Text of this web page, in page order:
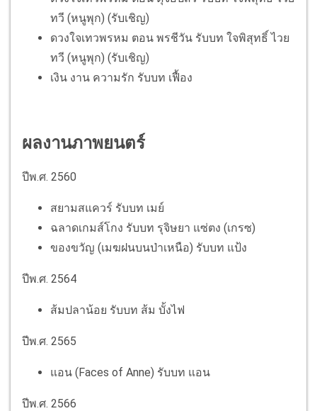
ทวี (หนูพุก) (รับเชิญ)
ดวงใจเทวพรหม ตอน พรชีวัน รับบท ใจพิสุทธิ์ ไวย
ทวี (หนูพุก) (รับเชิญ)
เงิน งาน ความรัก รับบท ​เฟื้อง
ผลงานภาพยนตร์
ปีพ.ศ. 2560
สยามสแควร์ รับบท เมย์
ฉลาดเกมส์โกง รับบท รุจิษยา แซ่ตง (เกรซ)
ของขวัญ (เมฆฝนบนป่าเหนือ) รับบท แป้ง
ปีพ.ศ. 2564
ส้มปลาน้อย รับบท ส้ม บั้งไฟ
ปีพ.ศ. 2565
แอน (Faces of Anne) รับบท แอน
ปีพ.ศ. 2566